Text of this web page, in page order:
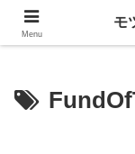
不動産、投資
Menu
モ